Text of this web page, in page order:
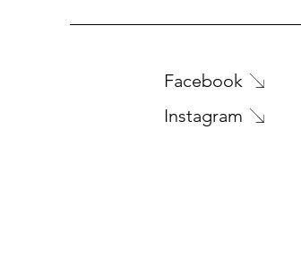
Facebook
Instagram